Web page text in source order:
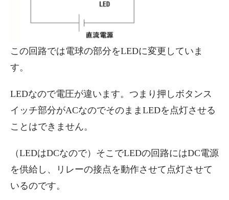
この回路では電球の部分をLEDに変更していま
す。
LEDなので電圧が違います。つまり押しボタンス
イッチ部分がACなのでそのままLEDを点灯させる
ことはできません。
（LEDはDCなので）そこでLEDの回路にはDC電源
を供給し、リレーの接点を動作させて点灯させて
いるのです。